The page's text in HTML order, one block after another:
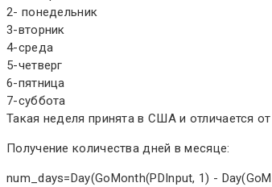
2- понедельник
3-вторник
4-среда
5-четверг
6-пятница
7-суббота
Такая неделя принята в США и отличается
Получение количества дней в месяце:
num_days=Day(GoMonth(PDInput, 1) -